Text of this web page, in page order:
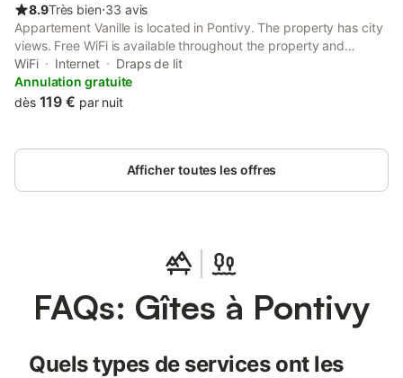
8.9Très bien⋅33 avis
Appartement Vanille is located in Pontivy. The property has city
views. Free WiFi is available throughout the property and
Rimaison Golf Course is 10 km away.
WiFi Internet
Draps de lit
Annulation gratuite
dès 119 € par nuit
Afficher toutes les offres
FAQs: Gîtes à Pontivy
Quels types de services ont les